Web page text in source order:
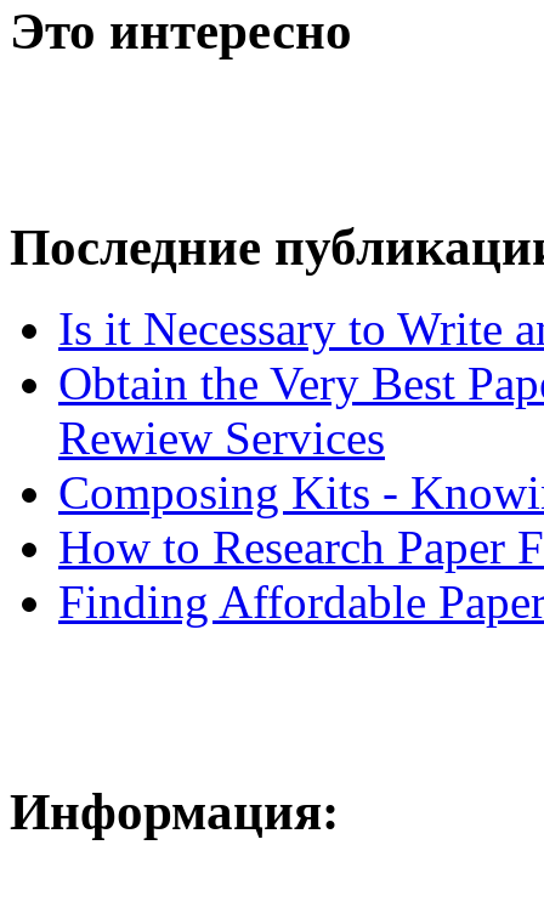
Это интересно
Последние
Is it Necessary to Write
Obtain the Very Best
Rewiew Services
Composing Kits -
How to Research Paper
Finding Affordable
Информация: